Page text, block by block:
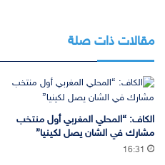
مقالات ذات صلة
الكاف: “المحلي المغربي أول منتخب
مشارك في الشان يصل لكينيا”
16:31